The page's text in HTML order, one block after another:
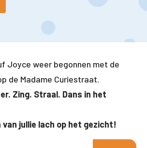
Joyce weer begonnen met de
de Madame Curiestraat.
Zing. Straal. Dans in het
van jullie lach op het gezicht!